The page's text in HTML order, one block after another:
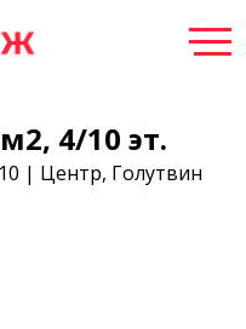
4/10 эт.
| Центр, Голутвин